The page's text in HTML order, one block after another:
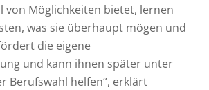
von Möglichkeiten bietet, lernen
was sie überhaupt mögen und
die eigene
und kann ihnen später unter
Berufswahl helfen“, erklärt